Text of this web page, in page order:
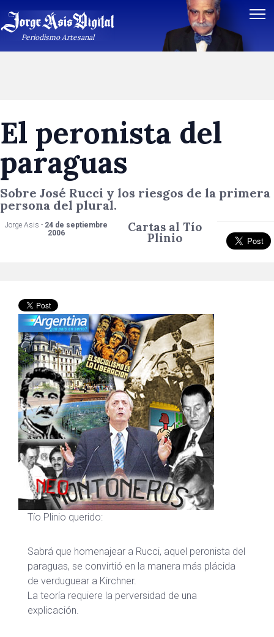
Periodismo Artesanal
El peronista del
paraguas
Sobre José Rucci y los riesgos de la primera
persona del plural.
Jorge Asis - 24 de septiembre
2006
Cartas al Tío
Plinio
Tío Plinio querido:
Sabrá que homenajear a Rucci, aquel peronista del
paraguas, se convirtió en la manera más plácida
de verduguear a Kirchner.
La teoría requiere la perversidad de una
explicación.